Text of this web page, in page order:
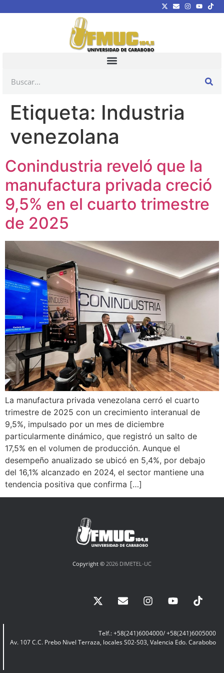
Etiqueta: Industria
venezolana
Conindustria reveló que la
manufactura privada creció
9,5% en el cuarto trimestre
de 2025
La manufactura privada venezolana cerró el cuarto
trimestre de 2025 con un crecimiento interanual de
9,5%, impulsado por un mes de diciembre
particularmente dinámico, que registró un salto de
17,5% en el volumen de producción. Aunque el
desempeño anualizado se ubicó en 5,4%, por debajo
del 16,1% alcanzado en 2024, el sector mantiene una
tendencia positiva que confirma […]
Copyright © 2026 DIMETEL-UC
Telf.: +58(241)6004000/ +58(241)6005000
Av. 107 C.C. Prebo Nivel Terraza, locales S02-S03, Valencia Edo. Carabobo